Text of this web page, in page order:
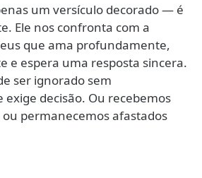
um versículo decorado — é
Ele nos confronta com a
que ama profundamente,
e espera uma resposta sincera.
ser ignorado sem
exige decisão. Ou recebemos
permanecemos afastados